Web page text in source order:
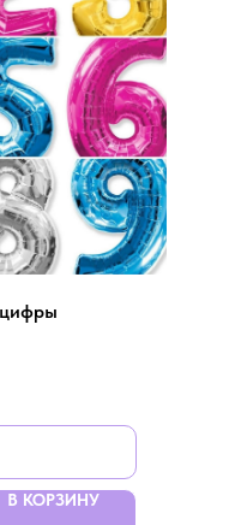
В КОРЗИНУ